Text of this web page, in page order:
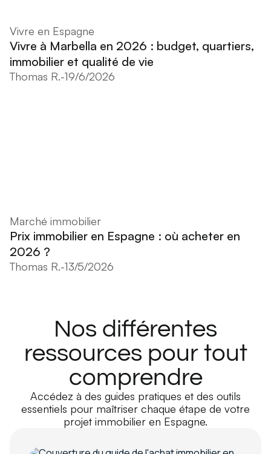
Vivre en Espagne
Vivre à Marbella en 2026 : budget, quartiers,
immobilier et qualité de vie
Thomas R.-19/6/2026
Marché immobilier
Prix immobilier en Espagne : où acheter en
2026 ?
Thomas R.-13/5/2026
Nos différentes
ressources pour tout
comprendre
Accédez à des guides pratiques et des outils
essentiels pour maîtriser chaque étape de votre
projet immobilier en Espagne.